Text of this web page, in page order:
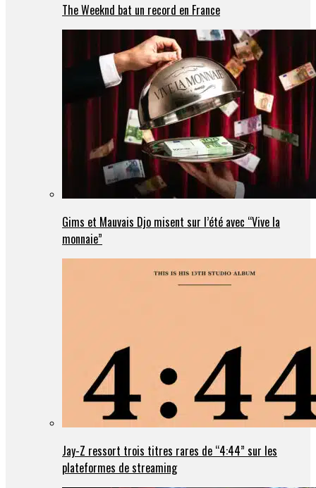
The Weeknd bat un record en France
Gims et Mauvais Djo misent sur l’été avec “Vive la
monnaie”
Jay-Z ressort trois titres rares de “4:44” sur les
plateformes de streaming